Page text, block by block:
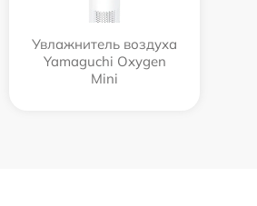
Увлажнитель воздуха
Yamaguchi Oxygen
Mini